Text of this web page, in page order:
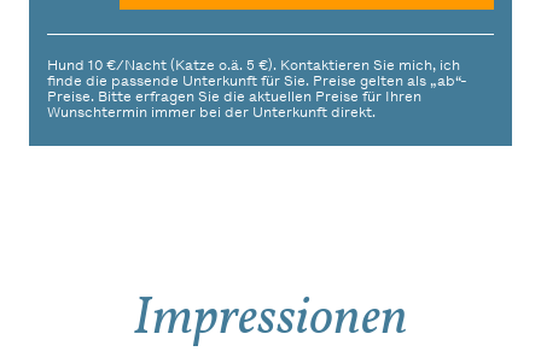
Hund 10 €/Nacht (Katze o.ä. 5 €). Kontaktieren Sie mich, ich
finde die passende Unterkunft für Sie. Preise gelten als „ab“-
Preise. Bitte erfragen Sie die aktuellen Preise für Ihren
Wunschtermin immer bei der Unterkunft direkt.
Impressionen